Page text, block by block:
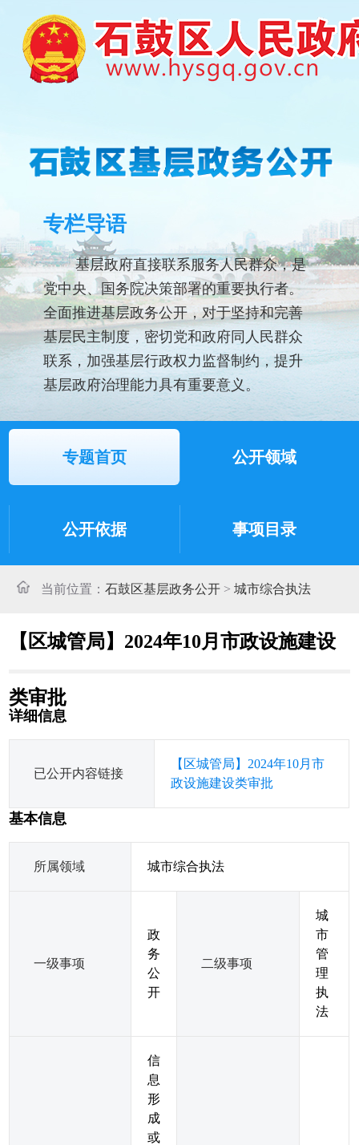
专栏导语
基层政府直接联系服务人民群众，是
党中央、国务院决策部署的重要执行者。
全面推进基层政务公开，对于坚持和完善
基层民主制度，密切党和政府同人民群众
联系，加强基层行政权力监督制约，提升
基层政府治理能力具有重要意义。
专题首页 公开领域
公开依据 事项目录
当前位置：石鼓区基层政务公开 >城市综合执法
【区城管局】2024年10月市政设施建设
类审批
详细信息
已公开内容链接
【区城管局】2024年10月市
政设施建设类审批
基本信息
所属领域 城市综合执法
一级事项
政
务
公
开
二级事项
城
市
管
理
执
法
信
息
形
成
或